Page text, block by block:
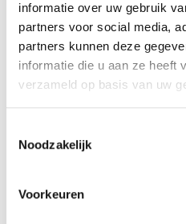
informatie over uw gebruik
partners voor social media,
partners kunnen deze
informatie die u aan ze heeft
verzameld op basis van uw
Noodzakelijk
Voorkeuren
Weten wat het
Ontvang snel een
Offerte aanvragen